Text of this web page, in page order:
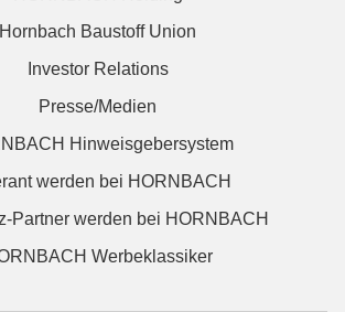
Hornbach Baustoff Union
Investor Relations
Presse/Medien
Hinweisgebersystem
werden bei HORNBACH
Partner werden bei HORNBACH
Werbeklassiker